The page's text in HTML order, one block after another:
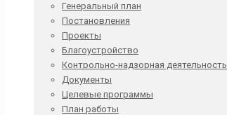
Генеральный план
Постановления
Проекты
Благоустройство
Контрольно-надзорная деятельность
Документы
Целевые программы
План работы